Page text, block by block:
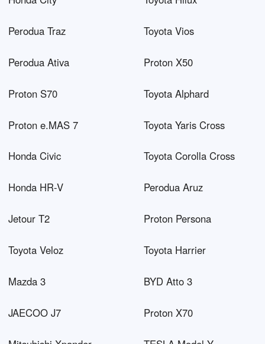
Perodua Traz Toyota Vios
Perodua Ativa Proton X50
Proton S70 Toyota Alphard
Proton e.MAS 7 Toyota Yaris Cross
Honda Civic Toyota Corolla Cross
Honda HR-V Perodua Aruz
Jetour T2 Proton Persona
Toyota Veloz Toyota Harrier
Mazda 3 BYD Atto 3
JAECOO J7 Proton X70